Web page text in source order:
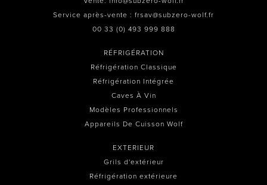
Service après-vente : frsav@subzero-wolf.fr
00 33 (0) 493 999 888
RÉFRIGÉRATION
Réfrigération Classique
Réfrigération Intégrée
Caves À Vin
Modèles Professionnels
Appareils De Cuisson Wolf
EXTERIEUR
Grils d'extérieur
Réfrigération extérieure